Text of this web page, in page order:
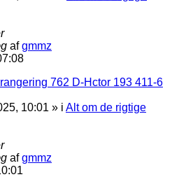
afgmmz
762 D-Hctor 193 411-6
10:01 » i Alt om de rigtige
afgmmz